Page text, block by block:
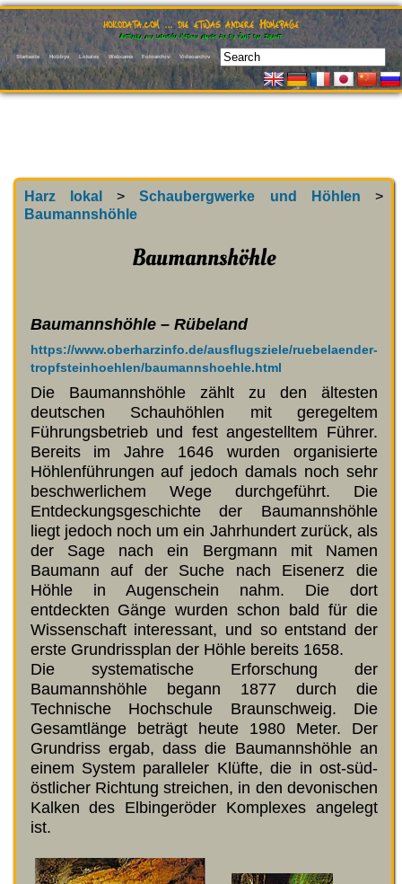
hokodata.com … die etwas andere Homepage
Entdecke eine lebendige Historie ebenso wie die Welt der Zukunft
Startseite Hobbys Lokales Webcams Fotoarchiv Videoarchiv
Harz lokal >Schaubergwerke und Höhlen >
Baumannshöhle
Baumannshöhle
Baumannshöhle – Rübeland
https://www.oberharzinfo.de/ausflugsziele/ruebelaender-
tropfsteinhoehlen/baumannshoehle.html
Die Baumannshöhle zählt zu den ältesten
deutschen Schauhöhlen mit geregeltem
Führungsbetrieb und fest angestelltem Führer.
Bereits im Jahre 1646 wurden organisierte
Höhlenführungen auf jedoch damals noch sehr
beschwerlichem Wege durchgeführt. Die
Entdeckungsgeschichte der Baumannshöhle
liegt jedoch noch um ein Jahrhundert zurück, als
der Sage nach ein Bergmann mit Namen
Baumann auf der Suche nach Eisenerz die
Höhle in Augenschein nahm. Die dort
entdeckten Gänge wurden schon bald für die
Wissenschaft interessant, und so entstand der
erste Grundrissplan der Höhle bereits 1658.
Die systematische Erforschung der
Baumannshöhle begann 1877 durch die
Technische Hochschule Braunschweig. Die
Gesamtlänge beträgt heute 1980 Meter. Der
Grundriss ergab, dass die Baumannshöhle an
einem System paralleler Klüfte, die in ost-süd-
östlicher Richtung streichen, in den devonischen
Kalken des Elbingeröder Komplexes angelegt
ist.